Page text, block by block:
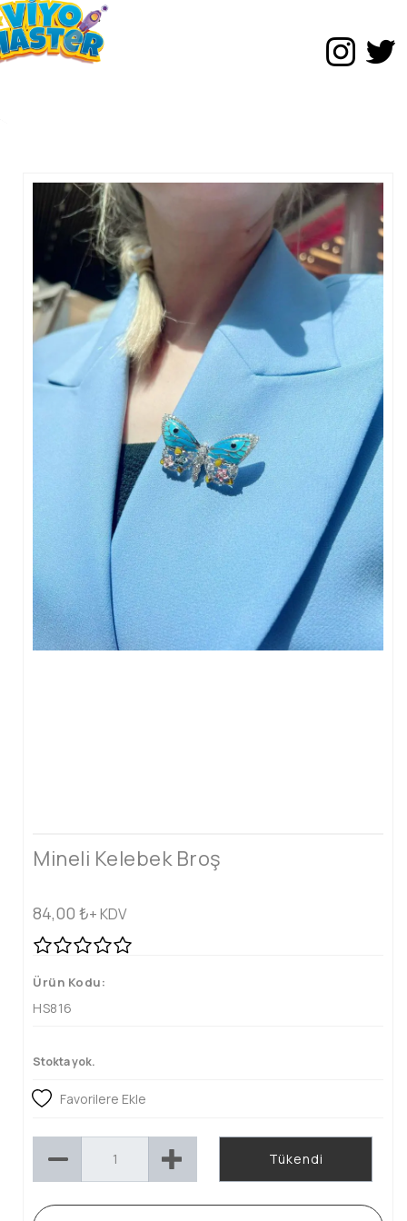
Mineli Kelebek Broş
84,00 ₺+ KDV
Ürün Kodu:
HS816
Stokta yok.
Favorilere Ekle
Tükendi